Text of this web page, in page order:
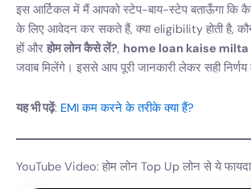
इस आर्टिकल में मैं आपको स्टेप-बाय-स्टेप बताऊँगा कि
के लिए आवेदन कर सकते हैं, क्या eligibility होती है,
हों और होम लोन कैसे लें?, home loan kaise milta
जवाब मिलेंगे। इससे आप पूरी जानकारी लेकर सही
यह भी पढ़ें: EMI कम करने के तरीके क्या हैं?
YouTube Video: होम लोन Top Up लोन से ये